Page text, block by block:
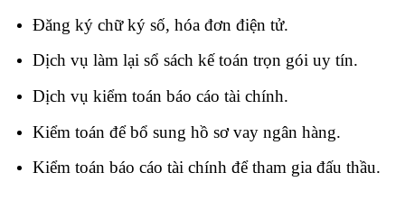
Đăng ký chữ ký số, hóa đơn điện tử.
Dịch vụ làm lại sổ sách kế toán trọn gói uy tín.
Dịch vụ kiểm toán báo cáo tài chính.
Kiểm toán để bổ sung hồ sơ vay ngân hàng.
Kiểm toán báo cáo tài chính để tham gia đấu thầu.